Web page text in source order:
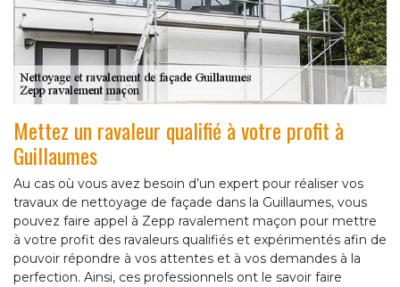
Mettez un ravaleur qualifié à votre profit à
Guillaumes
Au cas où vous avez besoin d’un expert pour réaliser vos
travaux de nettoyage de façade dans la Guillaumes, vous
pouvez faire appel à Zepp ravalement maçon pour mettre
à votre profit des ravaleurs qualifiés et expérimentés afin de
pouvoir répondre à vos attentes et à vos demandes à la
perfection. Ainsi, ces professionnels ont le savoir faire